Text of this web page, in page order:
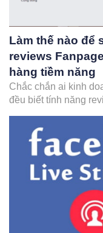
Làm thế nào để
reviews
hàng tiềm năng
Chắc chắn ai kinh
đều biết tính năng
có chức năng gì và
quảng cáo, giới
tục theo dõi bài viết…